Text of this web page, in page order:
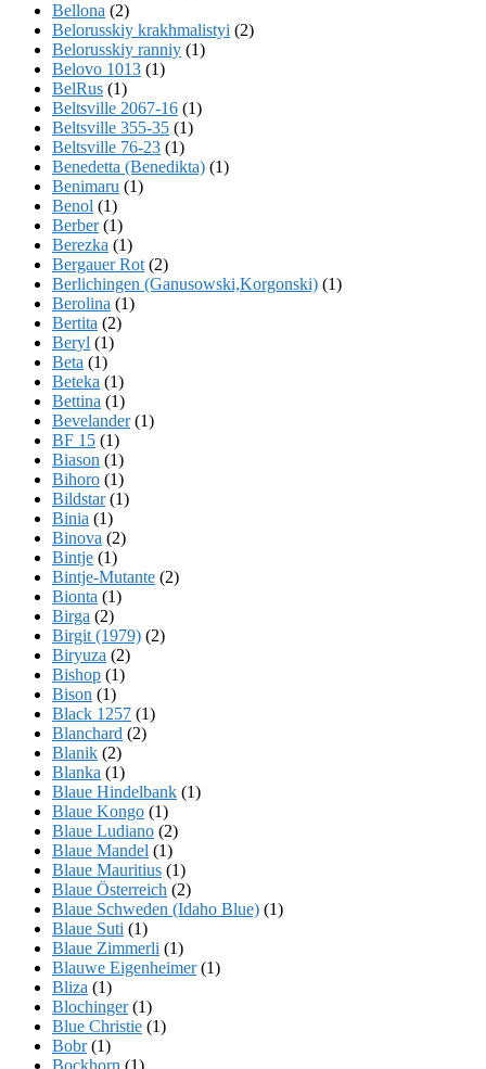
Bellona (2)
Belorusskiy krakhmalistyi (2)
Belorusskiy ranniy (1)
Belovo 1013 (1)
BelRus (1)
Beltsville 2067-16 (1)
Beltsville 355-35 (1)
Beltsville 76-23 (1)
Benedetta (Benedikta) (1)
Benimaru (1)
Benol (1)
Berber(1)
Berezka (1)
Bergauer Rot (2)
Berlichingen (Ganusowski,Korgonski) (1)
Berolina (1)
Bertita (2)
Beryl (1)
Beta (1)
Beteka (1)
Bettina (1)
Bevelander(1)
BF 15 (1)
Biason (1)
Bihoro (1)
Bildstar(1)
Binia (1)
Binova (2)
Bintje (1)
Bintje-Mutante (2)
Bionta (1)
Birga (2)
Birgit (1979) (2)
Biryuza (2)
Bishop (1)
Bison (1)
Black 1257 (1)
Blanchard (2)
Blanik (2)
Blanka (1)
Blaue Hindelbank (1)
Blaue Kongo (1)
Blaue Ludiano (2)
Blaue Mandel (1)
Blaue Mauritius (1)
Blaue Österreich (2)
Blaue Schweden (Idaho Blue) (1)
Blaue Suti (1)
Blaue Zimmerli (1)
Blauwe Eigenheimer(1)
Bliza (1)
Blochinger(1)
Blue Christie (1)
Bobr(1)
Bockhorn (1)